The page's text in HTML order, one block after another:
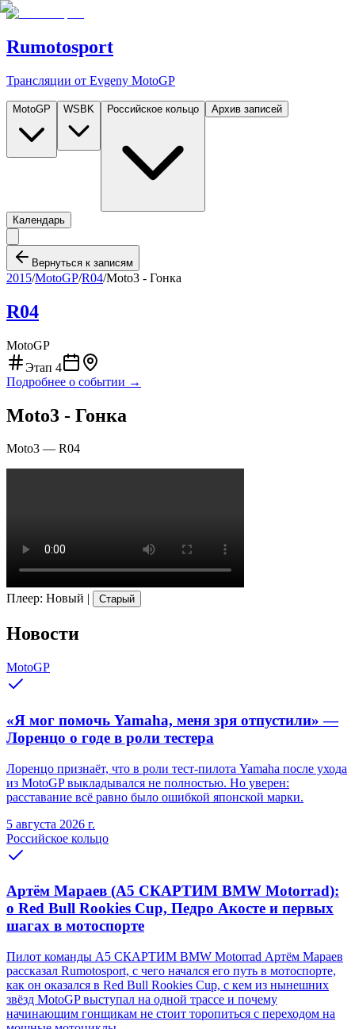
Rumotosport
Трансляции от Evgeny MotoGP
MotoGP WSBK Российское кольцо Архив записей
Календарь
Вернуться к записям
2015/MotoGP/R04/Moto3 - Гонка
R04
MotoGP
Этап 4
Подробнее о событии →
Moto3 - Гонка
Moto3 — R04
Плеер: Новый | Старый
Новости
MotoGP
«Я мог помочь Yamaha, меня зря отпустили» —
Лоренцо о годе в роли тестера
Лоренцо признаёт, что в роли тест-пилота Yamaha после ухода
из MotoGP выкладывался не полностью. Но уверен:
расставание всё равно было ошибкой японской марки.
5 августа 2026 г.
Российское кольцо
Артём Мараев (A5 СКАРТИМ BMW Motorrad):
о Red Bull Rookies Cup, Педро Акосте и первых
шагах в мотоспорте
Пилот команды A5 СКАРТИМ BMW Motorrad Артём Мараев
рассказал Rumotosport, с чего начался его путь в мотоспорте,
как он оказался в Red Bull Rookies Cup, с кем из нынешних
звёзд MotoGP выступал на одной трассе и почему
начинающим гонщикам не стоит торопиться с переходом на